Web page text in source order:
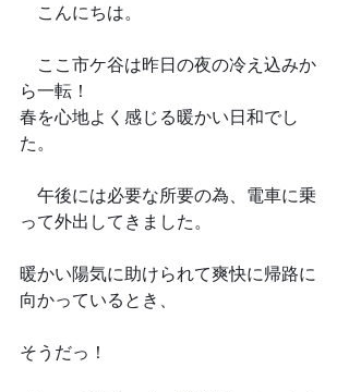
こんにちは。
ここ市ケ谷は昨日の夜の冷え込みか
ら一転！
春を心地よく感じる暖かい日和でし
た。
午後には必要な所要の為、電車に乗
って外出してきました。
暖かい陽気に助けられて爽快に帰路に
向かっているとき、
そうだっ！